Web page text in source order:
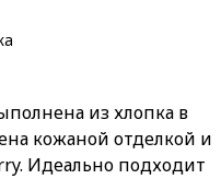
из хлопка в
кожаной отделкой и
Идеально подходит